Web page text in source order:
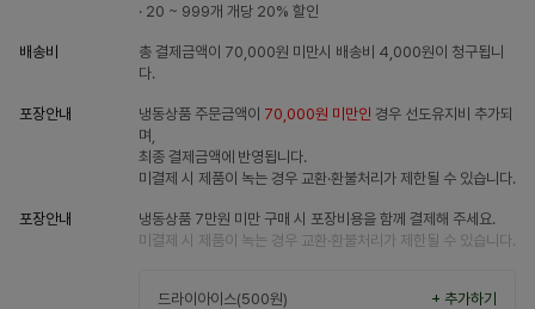
· 20 ~ 999개 개당 20% 할인
배송비
총 결제금액이 70,000원 미만시 배송비 4,000원이 청구됩니
다.
포장안내 냉동상품 주문금액이 70,000원 미만인 경우 선도유지비 추가되
며,
최종 결제금액에 반영됩니다.
미결제 시 제품이 녹는 경우 교환·환불처리가 제한될 수 있습니다.
포장안내
냉동상품 7만원 미만 구매 시 포장비용을 함께 결제해 주세요.
미결제 시 제품이 녹는 경우 교환·환불처리가 제한될 수 있습니다.
드라이아이스(500원) + 추가하기